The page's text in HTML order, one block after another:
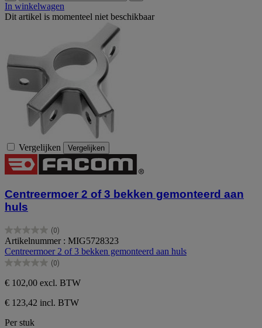
In winkelwagen
Dit artikel is momenteel niet beschikbaar
Vergelijken Vergelijken
Centreermoer 2 of 3 bekken gemonteerd aan
huls
(0)
0.0
van
de
5
Artikelnummer : MIG5728323
Centreermoer 2 of 3 bekken gemonteerd aan huls
(0)
0.0
van
de
5
sterren.
€ 102,00 excl. BTW
€ 123,42 incl. BTW
Per stuk